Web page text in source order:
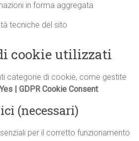
in forma aggregata
tecniche del sito
cookie utilizzati
categorie di cookie, come gestite
| GDPR Cookie Consent:
(necessari)
per il corretto funzionamento